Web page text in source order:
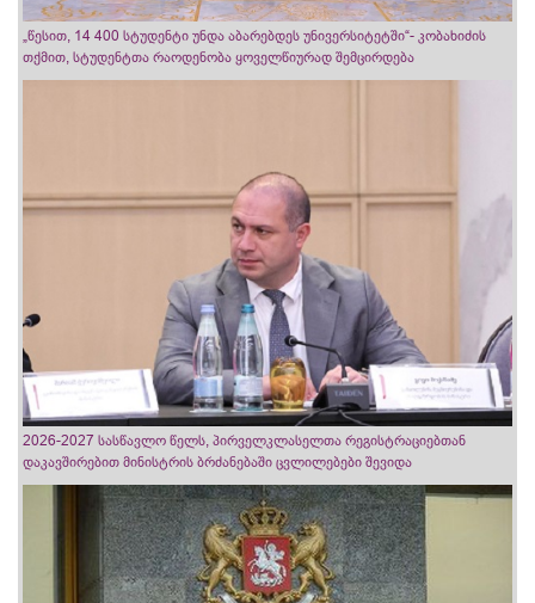
„წესით, 14 400 სტუდენტი უნდა აბარებდეს უნივერსიტეტში“- კობახიძის
თქმით, სტუდენტთა რაოდენობა ყოველწიურად შემცირდება
2026-2027 სასწავლო წელს, პირველკლასელთა რეგისტრაციებთან
დაკავშირებით მინისტრის ბრძანებაში ცვლილებები შევიდა